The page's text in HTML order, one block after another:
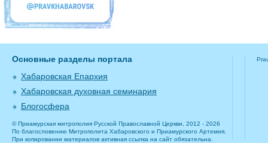
Основные разделы портала
Хабаровская Епархия
Хабаровская духовная семинария
Блогосфера
© Приамурская митрополия Русской Православной Церкви, 2012 - 2026
По благословению Митрополита Хабаровского и Приамурского Артемия.
При копировании материалов активная ссылка на сайт обязательна.